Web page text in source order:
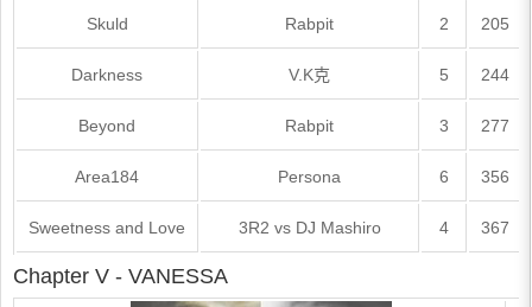
Skuld Rabpit 2 205
Darkness V.K克 5 244
Beyond Rabpit 3 277
Area184 Persona 6 356
Sweetness and Love 3R2 vs DJ Mashiro 4 367
Chapter V - VANESSA